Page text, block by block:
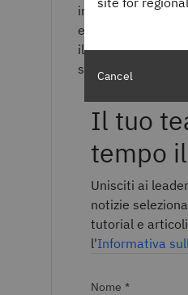
informatici più
enorme di utenti
il fornitore o la
soluzione.
Il tuo
tempo
Unisciti ai
notizie
tutorial e
l'Informativa
Nome *
Cancel